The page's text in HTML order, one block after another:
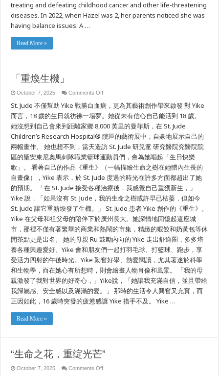
treating and defeating childhood cancer and other life-threatening
diseases. In 2022, when Hazel was 2, her parents noticed she was
having balance issues. A …
Read More »
「重煥生機」
October 7, 2025 Comments Offon
煥
生
機」
St. Jude 不僅幫助 Yike 戰勝白血病，更為其藝術創作帶來啟發 對 Yike
而言，18 歲的生日就彷彿一場夢。她從未有信心自己能活到 18 歲。
她沒想到自己會來到距離家鄉 8,000 英里的曼菲斯，在 St. Jude
Children’s Research Hospital® 院區的藝術展中，自豪地展示自己的
兩幅畫作。 她也想不到，當天造訪 St. Jude 研兒童 研究醫院究醫院院
區的聖安東尼奧馬刺隊職業籃球運動員們，會為她唱起「生日快樂
歌」。 看著自己的作品《重生》（一幅描繪生命之樹在她體內生長的
自畫像），Yike 表示，於 St. Jude 度過的時光在許多方面都超出了她
的預期。 「在 St. Jude 接受各種治療後，我感覺自己重獲新生，」
Yike 說，「如果沒有 St. Jude，我的生命之樹或許早已枯萎，但如今
St. Jude 讓它重新煥發了生機。」 St. Jude 患者 Yike 創作的《重生》。
Yike 在父母和祖父母的陪伴下於廣州長大。她深情地回憶起這座城
市，那裡不僅有著繁華的商業和熱鬧的市集，精緻的蝦餃和奶黃包等休
閒茶點更是出名。 她的母親 Ru 鼓勵內向的 Yike 走出舒適圈，多多培
養各種興趣愛好。Yike 會和朋友們一起打羽毛球、打籃球、跑步，享
受活力四射的午後時光。Yike 勤奮好學、熱愛閱讀，尤其著迷於科學
和生物學，而在她心有所想時，則會繪畫人物肖像和風景。 「我的母
親激發了我對世界的好奇心，」Yike說，「她讓我充滿自信，並且帶給
我歸屬感、安全感以及滿滿的愛。」 那時的生活令人興奮又充實，而
正因如此，16 歲時突發的疲憊感讓 Yike 措手不及。 Yike …
Read More »
“生命之花，重绽光芒”
October 7, 2025 Comments Offon